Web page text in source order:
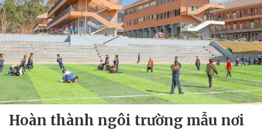
Hoàn thành ngôi trường mẫu nơi